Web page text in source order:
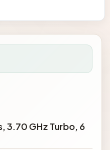
3.70 GHz Turbo, 6